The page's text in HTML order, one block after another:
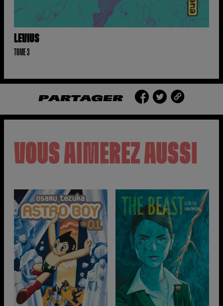
LEVIUS
TOME 3
PARTAGER
VOUS AIMEREZ AUSSI